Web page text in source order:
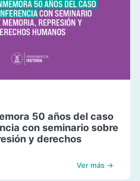
50 años del caso
con seminario sobre
y derechos
Ver más →